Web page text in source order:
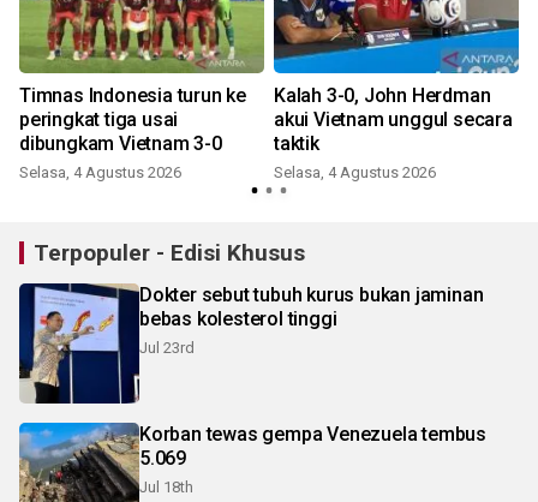
Timnas Indonesia turun ke
peringkat tiga usai
dibungkam Vietnam 3-0
Selasa, 4 Agustus 2026
Kalah 3-0, John Herdman
akui Vietnam unggul secara
taktik
Selasa, 4 Agustus 2026
Terpopuler - Edisi Khusus
Dokter sebut tubuh kurus bukan jaminan
bebas kolesterol tinggi
Jul 23rd
Korban tewas gempa Venezuela tembus
5.069
Jul 18th